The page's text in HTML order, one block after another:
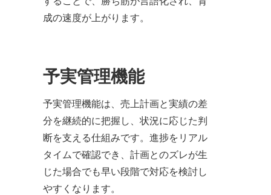
成の速度が上がります。
予実管理機能
予実管理機能は、売上計画と実績の差
分を継続的に把握し、状況に応じた判
断を支える仕組みです。進捗をリアル
タイムで確認でき、計画とのズレが生
じた場合でも早い段階で対応を検討し
やすくなります。